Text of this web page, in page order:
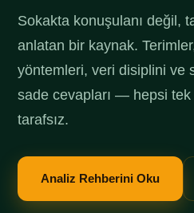
Sokakta konuşulanı değil,
anlatan bir kaynak.
yöntemleri, veri disiplini ve
sade cevapları — hepsi tek
tarafsız.
Analiz Rehberini Oku